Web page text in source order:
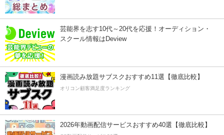
芸能界を志す10代～20代を応援！オーディション・
スクール情報はDeview
漫画読み放題サブスクおすすめ11選【徹底比較】
オリコン顧客満足度ランキング
2026年動画配信サービスおすすめ40選【徹底比較】